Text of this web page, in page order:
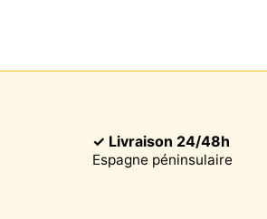
✓ Livraison 24/48h
Espagne péninsulaire